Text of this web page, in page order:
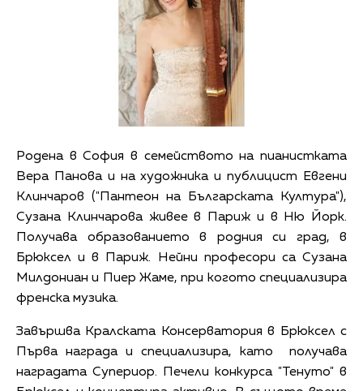
Родена в София в семейството на пианистката
Вера Панова и на художника и публицист Евгени
Клинчаров ("Пантеон на Българската Култура"),
Сузана Клинчарова живее в Париж и в Ню Йорк.
Получава образованието в родния си град, в
Брюксел и в Париж. Нейни професори са Сузана
Милдониан и Пиер Жаме, при когото специализира
френска музика.
Завършва Кралската Консерватория в Брюксел с
Първа награда и специализира, като получава
наградата Супериор. Печели конкурса "Тенуто" в